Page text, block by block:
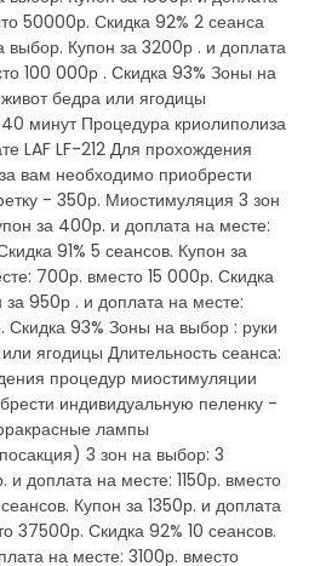
50000р. Скидка 92% 2 сеанса
выбор. Купон за 3200р . и доплата
100 000р . Скидка 93% Зоны на
бедра или ягодицы
минут Процедура криолиполиза
LAF LF-212 Для прохождения
вам необходимо приобрести
- 350р. Миостимуляция 3 зон
за 400р. и доплата на месте:
91% 5 сеансов. Купон за
700р. вместо 15 000р. Скидка
за 950р . и доплата на месте:
Скидка 93% Зоны на выбор : руки
ягодицы Длительность сеанса:
процедур миостимуляции
индивидуальную пеленку -
лампы
3 зон на выбор: 3
доплата на месте: 1150р. вместо
Купон за 1350р. и доплата
37500р. Скидка 92% 10 сеансов.
на месте: 3100р. вместо